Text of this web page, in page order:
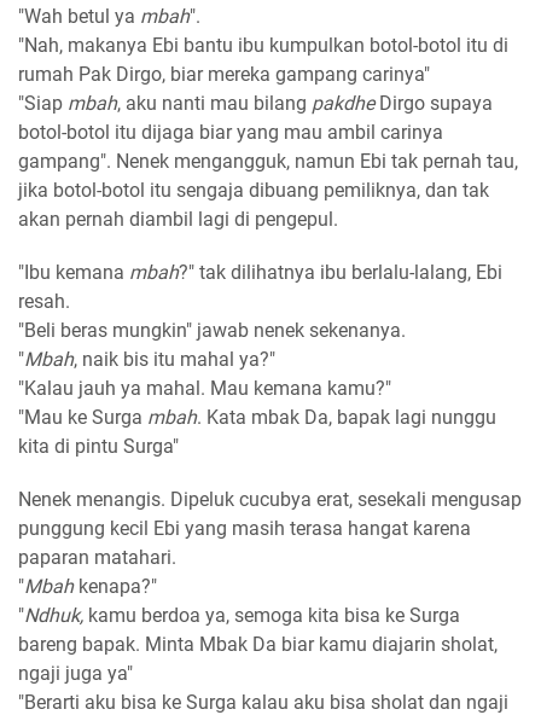
"Wah betul ya mbah".
"Nah, makanya Ebi bantu ibu kumpulkan botol-botol itu di
rumah Pak Dirgo, biar mereka gampang carinya"
"Siap mbah, aku nanti mau bilang pakdheDirgo supaya
botol-botol itu dijaga biar yang mau ambil carinya
gampang". Nenek mengangguk, namun Ebi tak pernah tau,
jika botol-botol itu sengaja dibuang pemiliknya, dan tak
akan pernah diambil lagi di pengepul.
"Ibu kemana mbah?" tak dilihatnya ibu berlalu-lalang, Ebi
resah.
"Beli beras mungkin" jawab nenek sekenanya.
"Mbah, naik bis itu mahal ya?"
"Kalau jauh ya mahal. Mau kemana kamu?"
"Mau ke Surga mbah. Kata mbak Da, bapak lagi nunggu
kita di pintu Surga"
Nenek menangis. Dipeluk cucubya erat, sesekali mengusap
punggung kecil Ebi yang masih terasa hangat karena
paparan matahari.
"Mbahkenapa?"
"Ndhuk, kamu berdoa ya, semoga kita bisa ke Surga
bareng bapak. Minta Mbak Da biar kamu diajarin sholat,
ngaji juga ya"
"Berarti aku bisa ke Surga kalau aku bisa sholat dan ngaji